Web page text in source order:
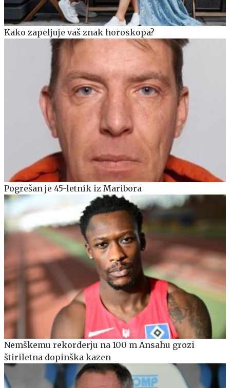
Kako zapeljuje vaš znak horoskopa?
Pogrešan je 45-letnik iz Maribora
Nemškemu rekorderju na 100 m Ansahu grozi
štiriletna dopinška kazen